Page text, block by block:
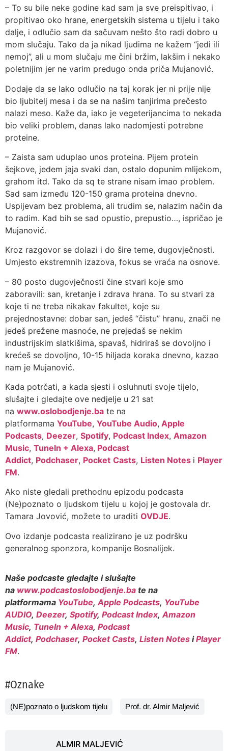
– To su bile neke godine kad sam ja sve preispitivao, i
propitivao oko hrane, energetskih sistema u tijelu i tako
dalje, i odlučio sam da sačuvam nešto što radi dobro u
mom slučaju. Tako da ja nikad ljudima ne kažem “jedi ili
nemoj”, ali u mom slučaju me čini bržim, lakšim i nekako
poletnijim jer ne varim predugo onda priča Mujanović.
Dodaje da se lako odlučio na taj korak jer ni prije nije
bio ljubitelj mesa i da se na našim tanjirima prečesto
nalazi meso. Kaže da, iako je vegeterijancima to nekada
bio veliki problem, danas lako nadomjesti potrebne
proteine.
– Zaista sam uduplao unos proteina. Pijem protein
šejkove, jedem jaja svaki dan, ostalo dopunim mlijekom,
grahom itd. Tako da sq te strane nisam imao problem.
Sad sam između 120-150 grama proteina dnevno.
Uspijevam bez problema, ali trudim se, nalazim način da
to radim. Kad bih se sad opustio, prepustio…, ispričao je
Mujanović.
Kroz razgovor se dolazi i do šire teme, dugovječnosti.
Umjesto ekstremnih izazova, fokus se vraća na osnove.
– 80 posto dugovječnosti čine stvari koje smo
zaboravili: san, kretanje i zdrava hrana. To su stvari za
koje ti ne treba nikakav fakultet, koje su
prejednostavne: dobar san, jedeš “čistu” hranu, znači ne
jedeš prežene masnoće, ne prejedaš se nekim
industrijskim slatkišima, spavaš, hidriraš se dovoljno i
krećeš se dovoljno, 10-15 hiljada koraka dnevno, kazao
nam je Mujanović.
Kada potrčati, a kada sjesti i osluhnuti svoje tijelo,
slušajte i gledajte ove nedjelje u 21 sat
na www.oslobodjenje.ba te na
platformama YouTube, YouTube Audio, Apple
Podcasts, Deezer, Spotify, Podcast Index, Amazon
Music, TuneIn + Alexa, Podcast
Addict, Podchaser, Pocket Casts, Listen Notes i Player
FM.
Ako niste gledali prethodnu epizodu podcasta
(Ne)poznato o ljudskom tijelu u kojoj je gostovala dr.
Tamara Jovović, možete to uraditi OVDJE.
Ovo izdanje podcasta realizirano je uz podršku
generalnog sponzora, kompanije Bosnalijek.
Naše podcaste gledajte i slušajte
na www.podcastoslobodjenje.ba te na
platformama YouTube,Apple Podcasts, YouTube
AUDIO, Deezer, Spotify, Podcast Index,Amazon
Music, TuneIn + Alexa, Podcast
Addict, Podchaser, Pocket Casts, Listen Notes iPlayer
FM.
#Oznake
(NE)poznato o ljudskom tijelu Prof. dr. Almir Maljević
ALMIR MALJEVIĆ